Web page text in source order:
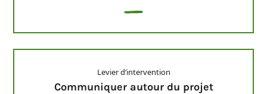
Levier d’intervention
Communiquer autour du projet